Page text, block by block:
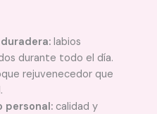
labios
durante todo el día.
rejuvenecedor que
personal:calidad y